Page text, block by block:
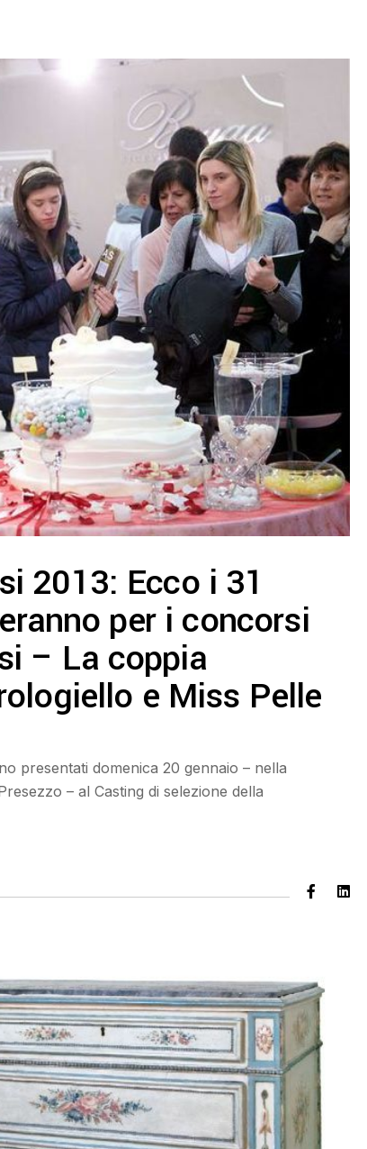
2013: Ecco i 31
per i concorsi
– La coppia
e Miss Pelle
presentati domenica 20 gennaio – nella
– al Casting di selezione della